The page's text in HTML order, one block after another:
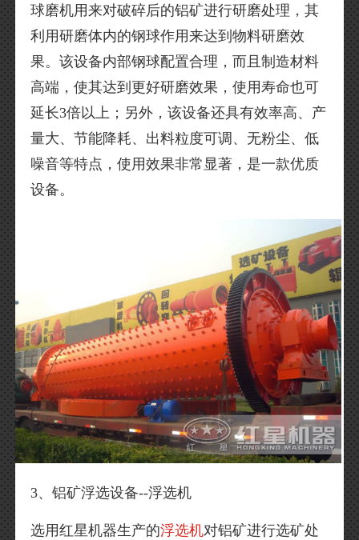
球磨机用来对破碎后的铝矿进行研磨处理，其
利用研磨体内的钢球作用来达到物料研磨效
果。该设备内部钢球配置合理，而且制造材料
高端，使其达到更好研磨效果，使用寿命也可
延长3倍以上；另外，该设备还具有效率高、产
量大、节能降耗、出料粒度可调、无粉尘、低
噪音等特点，使用效果非常显著，是一款优质
设备。
3、铝矿浮选设备--浮选机
选用红星机器生产的浮选机对铝矿进行选矿处